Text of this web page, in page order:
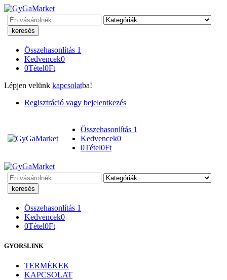
Keresés
Összehasonlítás 1
Kedvencek0
0Tétel0Ft
Lépjen velünk kapcsolatba!
Regisztráció vagy bejelentkezés
Összehasonlítás 1
Kedvencek0
0Tétel0Ft
Keresés
Összehasonlítás 1
Kedvencek0
0Tétel0Ft
GYORSLINK
TERMÉKEK
KAPCSOLAT